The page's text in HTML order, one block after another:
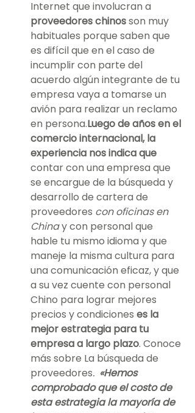
Internet que involucran a
proveedores chinos son muy
habituales porque saben que
es difícil que en el caso de
incumplir con parte del
acuerdo algún integrante de tu
empresa vaya a tomarse un
avión para realizar un reclamo
en persona.Luego de años en el
comercio internacional, la
experiencia nos indica que
contar con una empresa que
se encargue de la búsqueda y
desarrollo de cartera de
proveedores con oficinas en
China y con personal que
hable tu mismo idioma y que
maneje la misma cultura para
una comunicación eficaz, y que
a su vez cuente con personal
Chino para lograr mejores
precios y condiciones es la
mejor estrategia para tu
empresa a largo plazo. Conoce
más sobre La búsqueda de
proveedores. «Hemos
comprobado que el costo de
esta estrategia la mayoría de